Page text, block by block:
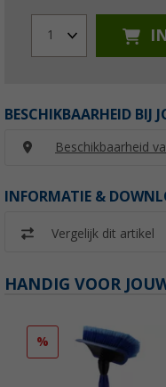
1
BESCHIKBAARHEID BIJ
Beschikbaarheid
INFORMATIE &
Vergelijk dit artikel
HANDIG VOOR
%